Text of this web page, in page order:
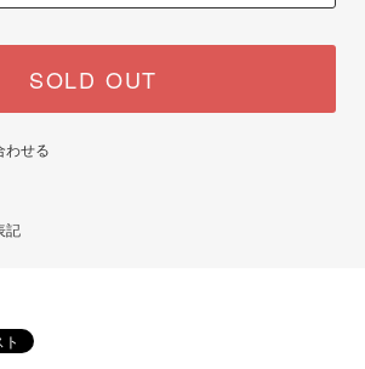
SOLD OUT
わせる
記